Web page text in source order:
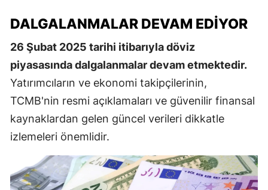
DALGALANMALAR DEVAM EDIYOR
26 Şubat 2025 tarihi itibarıyla döviz
piyasasında dalgalanmalar devam etmektedir.
Yatırımcıların ve ekonomi takipçilerinin,
TCMB'nin resmi açıklamaları ve güvenilir finansal
kaynaklardan gelen güncel verileri dikkatle
izlemeleri önemlidir.